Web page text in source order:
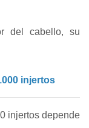
del cabello, su
injertos
injertos depende